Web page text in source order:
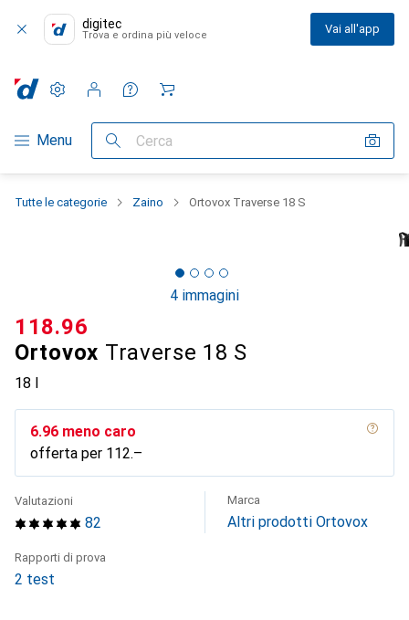
digitec
Trova e ordina più veloce Vai all'app
Categoria Navigazione
Menu Cerca
Impostazioni
Conto cliente
Liste di confronto
Liste dei desideri
Carrello
Tutte le categorie Zaino Ortovox Traverse 18 S
4 immagini
Ortovox Traverse 18 S
18 l
CHF
118.96
CHF
6.96 meno caro
offerta per CHF
112.–
82
Valutazioni Marca
Altri prodotti Ortovox
Rapporti di prova
2 test